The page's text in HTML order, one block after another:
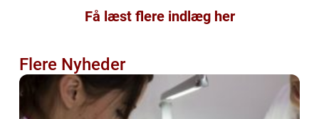
Få læst flere indlæg her
Flere Nyheder